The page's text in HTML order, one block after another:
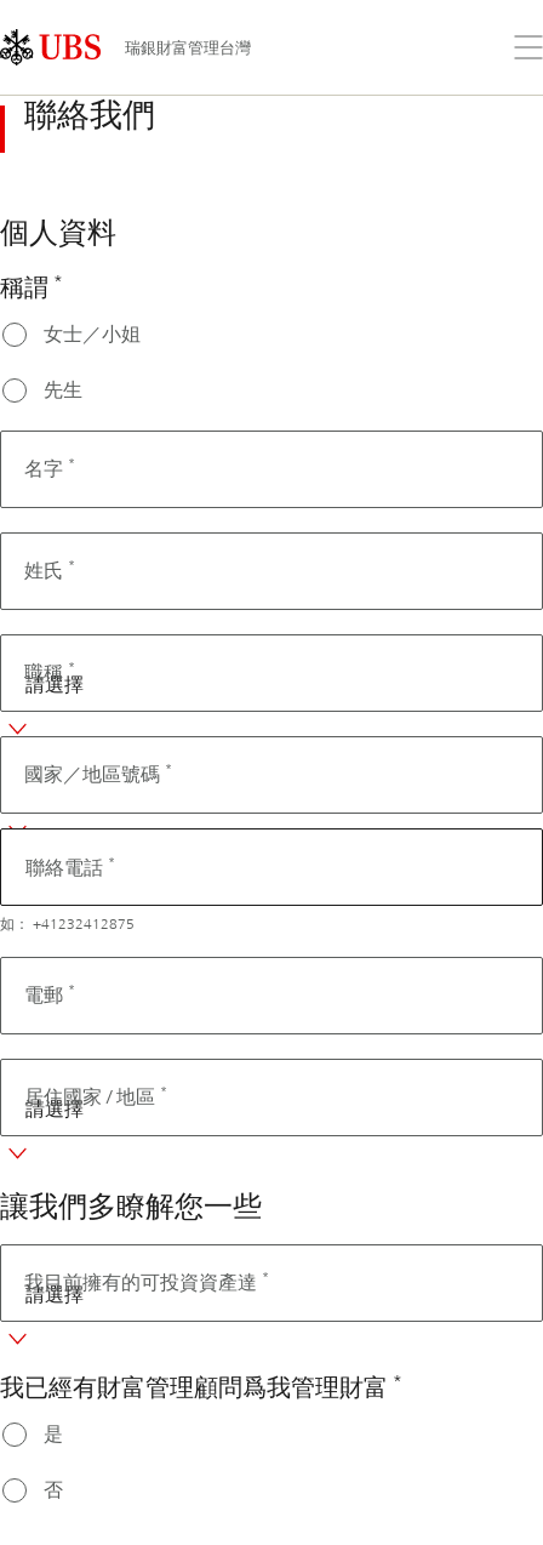
Links
Area
瑞銀財富管理台灣
打
功
聯絡我們
個人資料
稱謂 *
女士／小姐
先生
名字 *
姓氏 *
職稱 *
聯
國家／地區號碼 *
聯絡電話 *
如： +41232412875
電郵 *
居住國家 / 地區 *
讓我們多瞭解您一些
我目前擁有的可投資資產達 *
我已經有財富管理顧問爲我管理財富 *
是
否